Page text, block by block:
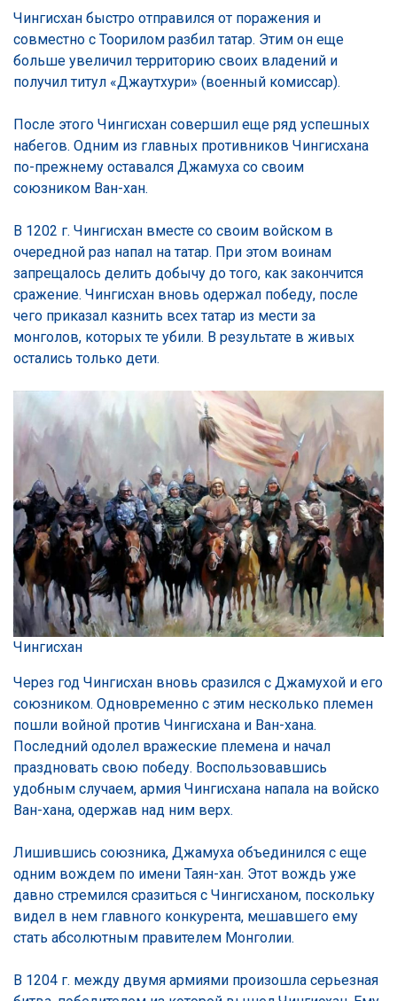
Чингисхан быстро отправился от поражения и
совместно с Тоорилом разбил татар. Этим он еще
больше увеличил территорию своих владений и
получил титул «Джаутхури» (военный комиссар).
После этого Чингисхан совершил еще ряд успешных
набегов. Одним из главных противников Чингисхана
по-прежнему оставался Джамуха со своим
союзником Ван-хан.
В 1202 г. Чингисхан вместе со своим войском в
очередной раз напал на татар. При этом воинам
запрещалось делить добычу до того, как закончится
сражение. Чингисхан вновь одержал победу, после
чего приказал казнить всех татар из мести за
монголов, которых те убили. В результате в живых
остались только дети.
Чингисхан
Через год Чингисхан вновь сразился с Джамухой и его
союзником. Одновременно с этим несколько племен
пошли войной против Чингисхана и Ван-хана.
Последний одолел вражеские племена и начал
праздновать свою победу. Воспользовавшись
удобным случаем, армия Чингисхана напала на войско
Ван-хана, одержав над ним верх.
Лишившись союзника, Джамуха объединился с еще
одним вождем по имени Таян-хан. Этот вождь уже
давно стремился сразиться с Чингисханом, поскольку
видел в нем главного конкурента, мешавшего ему
стать абсолютным правителем Монголии.
В 1204 г. между двумя армиями произошла серьезная